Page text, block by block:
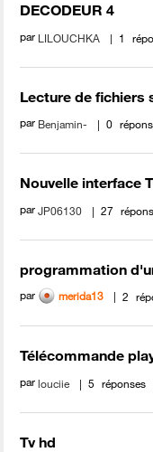
DECODEUR 4
par LILOUCHKA 1
Lecture de fichiers
par Benjamin- 0
Nouvelle interface
parJP06130 27
programmation
par merida13 2
Télécommande
parlouciie 5 réponses
Tv hd